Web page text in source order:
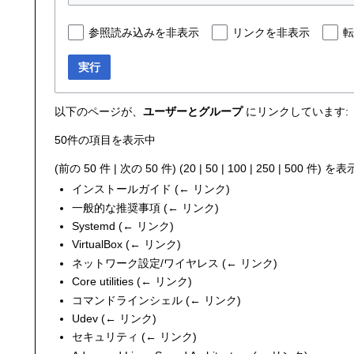
参照読み込みを非表示 リンクを非表示
実行
以下のページが、 ユーザーとグループにリンクしています:
50件の項目を表示中
(前の 50 件 | 次の 50 件) (20 | 50 | 100 | 250 | 500 件) を表
インストールガイド (← リンク)
一般的な推奨事項 (← リンク)
Systemd (← リンク)
VirtualBox (← リンク)
ネットワーク設定/ワイヤレス (← リンク)
Core utilities (← リンク)
コマンドラインシェル (← リンク)
Udev (← リンク)
セキュリティ (← リンク)